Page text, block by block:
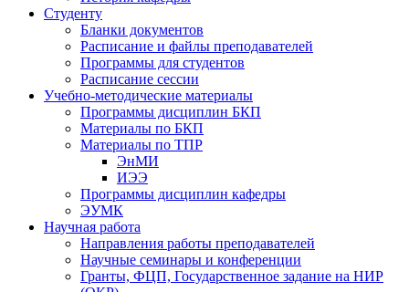
Студенту
Бланки документов
Расписание и файлы преподавателей
Программы для студентов
Расписание сессии
Учебно-методические материалы
Программы дисциплин БКП
Материалы по БКП
Материалы по ТПР
ЭнМИ
ИЭЭ
Программы дисциплин кафедры
ЭУМК
Научная работа
Направления работы преподавателей
Научные семинары и конференции
Гранты, ФЦП, Государственное задание на НИР